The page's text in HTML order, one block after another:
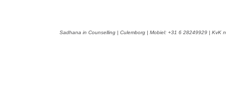
Sadhana in Counselling | Culemborg | Mobiel: +31 6 28249929 | KvK